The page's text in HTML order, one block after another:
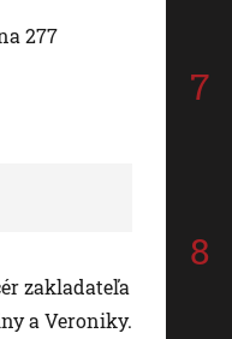
277
zakladateľa
a Veroniky.